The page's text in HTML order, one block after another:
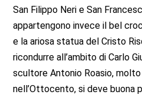
San Filippo Neri e San
appartengono invece il bel
e la ariosa statua del Cristo
ricondurre all’ambito di Carlo
scultore Antonio Roasio,
nell’Ottocento, si deve buona